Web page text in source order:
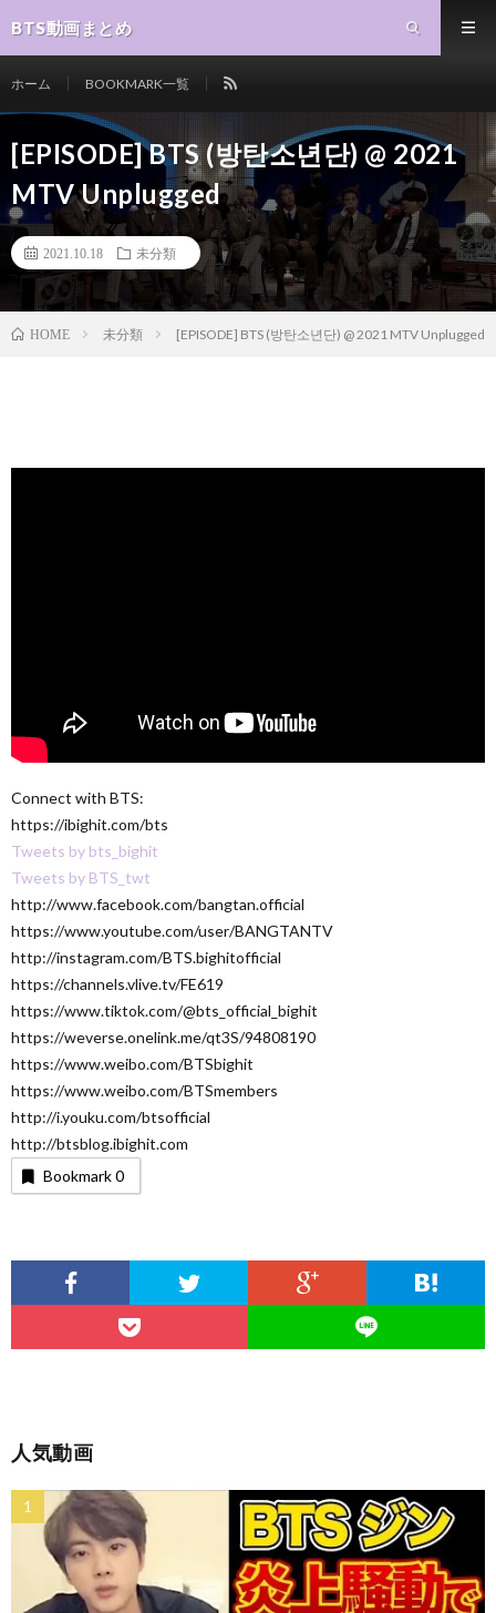
BTS動画まとめ
ホーム BOOKMARK一覧
[EPISODE] BTS (방탄소년단) @ 2021
MTV Unplugged
2021.10.18 未分類
HOME 未分類 [EPISODE] BTS (방탄소년단) @ 2021 MTV Unplugged
Connect with BTS:
https://ibighit.com/bts
Tweets by bts_bighit
Tweets by BTS_twt
http://www.facebook.com/bangtan.official
https://www.youtube.com/user/BANGTANTV
http://instagram.com/BTS.bighitofficial
https://channels.vlive.tv/FE619
https://www.tiktok.com/@bts_official_bighit
https://weverse.onelink.me/qt3S/94808190
https://www.weibo.com/BTSbighit
https://www.weibo.com/BTSmembers
http://i.youku.com/btsofficial
http://btsblog.ibighit.com
Bookmark0
人気動画